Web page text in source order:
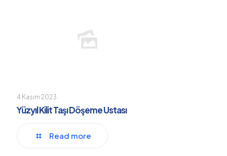
4 Kasım 2023
Yüzyıl Kilit Taşı Döşeme Ustası
Read more